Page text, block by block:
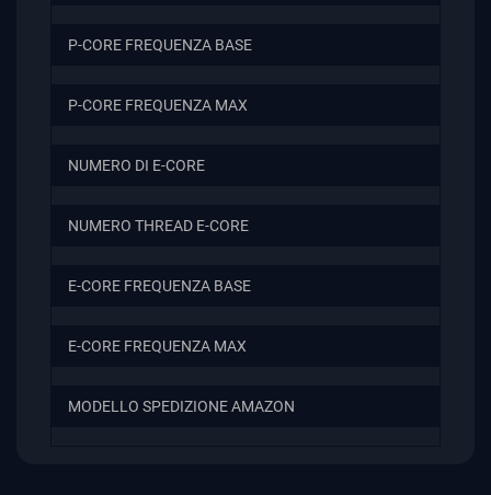
P-CORE FREQUENZA BASE
P-CORE FREQUENZA MAX
NUMERO DI E-CORE
NUMERO THREAD E-CORE
E-CORE FREQUENZA BASE
E-CORE FREQUENZA MAX
MODELLO SPEDIZIONE AMAZON